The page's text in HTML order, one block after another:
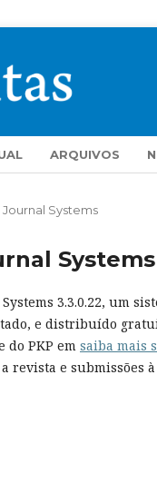
ARQUIVOS
Systems
Systems
3.3.0.22, um
e distribuído
do PKP em saiba mais
revista e submissões